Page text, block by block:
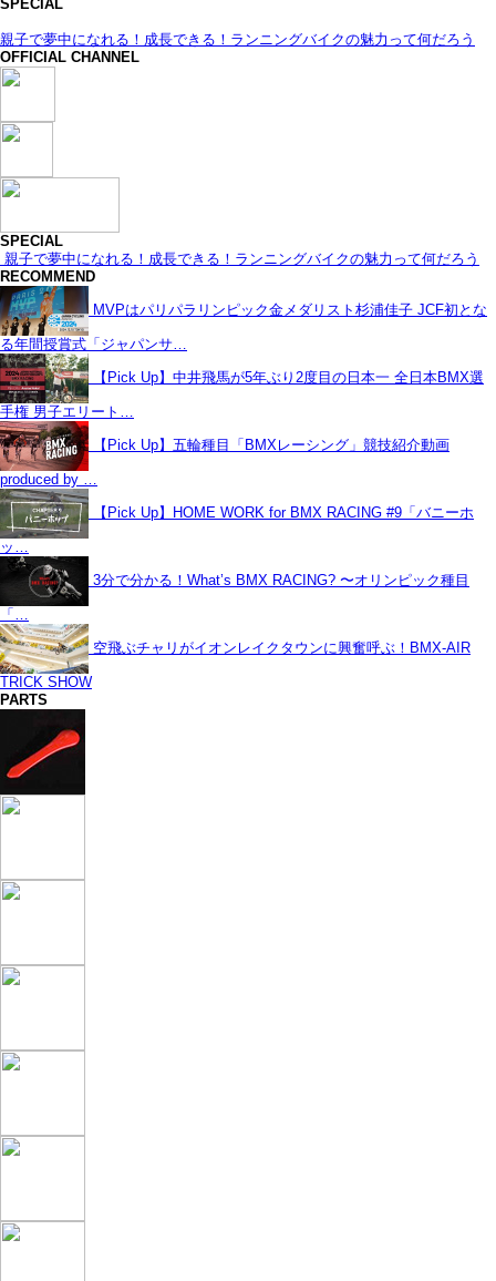
SPECIAL
親子で夢中になれる！成長できる！ランニングバイクの魅力って何だろう
OFFICIAL CHANNEL
SPECIAL
親子で夢中になれる！成長できる！ランニングバイクの魅力って何だろう
RECOMMEND
MVPはパリパラリンピック金メダリスト杉浦佳子 JCF初とな
る年間授賞式「ジャパンサ…
【Pick Up】中井飛馬が5年ぶり2度目の日本一 全日本BMX選
手権 男子エリート…
【Pick Up】五輪種目「BMXレーシング」競技紹介動画
produced by …
【Pick Up】HOME WORK for BMX RACING #9「バニーホ
ッ…
3分で分かる！What’s BMX RACING? 〜オリンピック種目
「…
空飛ぶチャリがイオンレイクタウンに興奮呼ぶ！BMX-AIR
TRICK SHOW
PARTS